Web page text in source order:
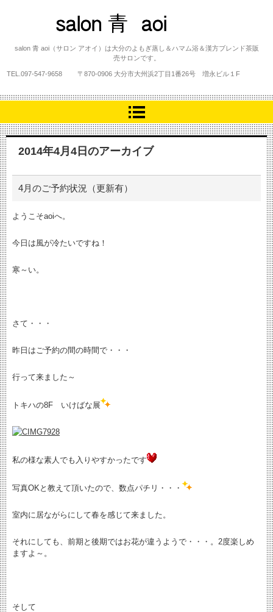
salon 青 aoi
salon 青 aoi（サロン アオイ）は大分のよもぎ蒸し＆ハマム浴＆漢方ブレンド茶販
売サロンです。
TEL. 097-547-9658 〒870-0906 大分市大州浜2丁目1番26号 増永ビル１F
2014年4月4日 のアーカイブ
4月のご予約状況（更新有）
ようこそaoiへ。
今日は風が冷たいですね！
寒～い。
さて・・・
昨日はご予約の間の時間で・・・
行って来ました～
トキハの8F いけばな展
私の様な素人でも入りやすかったです
写真OKと教えて頂いたので、数点パチリ・・・
室内に居ながらにして春を感じて来ました。
それにしても、前期と後期ではお花が違うようで・・・。2度楽しめ
ますよ～。
そして